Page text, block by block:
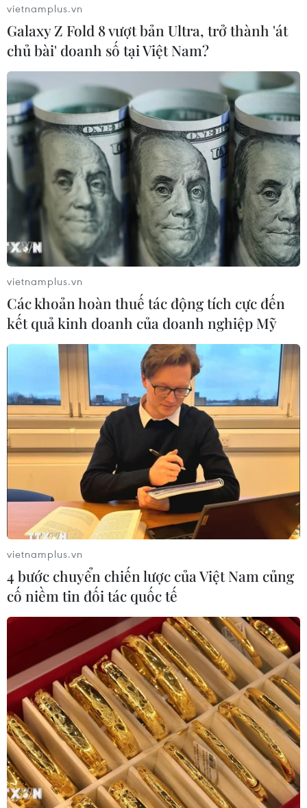
vietnamplus.vn
Galaxy Z Fold 8 vượt bản Ultra, trở thành 'át
chủ bài' doanh số tại Việt Nam?
vietnamplus.vn
Các khoản hoàn thuế tác động tích cực đến
kết quả kinh doanh của doanh nghiệp Mỹ
vietnamplus.vn
4 bước chuyển chiến lược của Việt Nam củng
cố niềm tin đối tác quốc tế